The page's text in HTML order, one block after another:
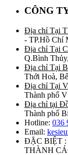
CÔNG
Địa chỉ Tại
- TP.Hồ Chí
Địa chỉ Tại
Q.Bình
Địa chỉ Tại
Thới Hoà,
Địa chỉ Tại
Thành phố
Địa chỉ tại
Thành phố
Hotline: 036
Email:
ĐẶC BIỆT :
THÀNH